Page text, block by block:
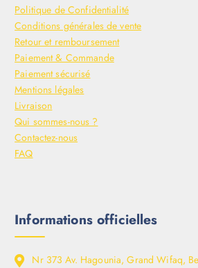
Politique de Confidentialité
Conditions générales de vente
Retour et remboursement
Paiement & Commande
Paiement sécurisé
Mentions légales
Livraison
Qui sommes-nous ?
Contactez-nous
FAQ
Informations officielles
Nr 373 Av. Hagounia, Grand Wifaq,